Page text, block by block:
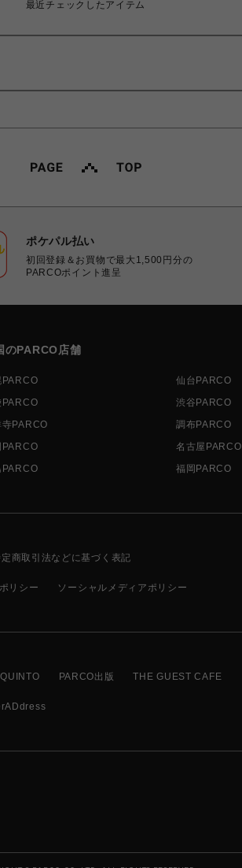
最近チェックしたアイテム
ポケパル払い
初回登録＆お買物で最大1,500円分の
PARCOポイント進呈
のPARCO店舗
PARCO 仙台PARCO
PARCO
渋谷PARCO
寺PARCO
調布PARCO
PARCO
名古屋PARCO
PARCO
福岡PARCO
商取引法などに基づく表記
リシー ソーシャルメディアポリシー
PARCO出版 THE GUEST CAFE